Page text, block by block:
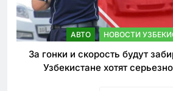
АВТО НОВОСТИ
За гонки и скорость будут
Узбекистане хотят